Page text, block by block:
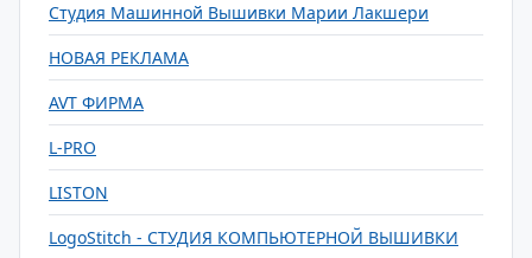
Студия Машинной Вышивки Марии Лакшери
НОВАЯ РЕКЛАМА
AVT ФИРМА
L-PRO
LISTON
LogoStitch - СТУДИЯ КОМПЬЮТЕРНОЙ ВЫШИВКИ